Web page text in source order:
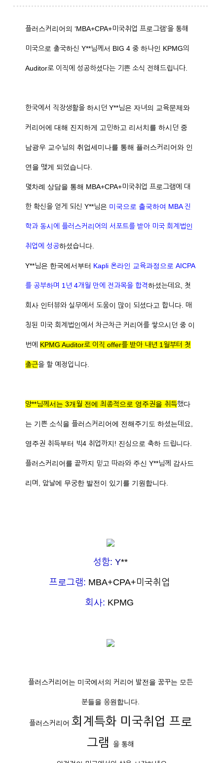
플러스커리어의 ‘MBA+CPA+미국취업 프로그램’을 통해
미국으로 출국하신 Y**님께서 BIG 4 중 하나인 KPMG의
Auditor로 이직에 성공하셨다는 기쁜 소식 전해드립니다.
한국에서 직장생활을 하시던 Y**님은 자녀의 교육문제와
커리어에 대해 진지하게 고민하고 리서치를 하시던 중
남광우 교수님의 취업세미나를 통해 플러스커리어와 인
연을 맺게 되었습니다.
몇차례 상담을 통해 MBA+CPA+미국취업 프로그램에 대
한 확신을 얻게 되신 Y**님은 미국으로 출국하여 MBA 진
학과 동시에 플러스커리어의 서포트를 받아 미국 회계법인
취업에 성공하셨습니다.
Y**님은 한국에서부터 Kapli 온라인 교육과정으로 AICPA
를 공부하며 1년 4개월 만에 전과목을 합격하셨는데요, 첫
회사 인터뷰와 실무에서 도움이 많이 되셨다고 합니다. 매
칭된 미국 회계법인에서 차근차근 커리어를 쌓으시던 중 이
번에 KPMG Auditor로 이직 offer를 받아 내년 1월부터 첫
출근을 할 예정입니다.
양**님께서는 3개월 전에 최종적으로 영주권을 취득했다
는 기쁜 소식을 플러스커리어에 전해주기도 하셨는데요,
영주권 취득부터 빅4 취업까지! 진심으로 축하 드립니다.
플러스커리어를 끝까지 믿고 따라와 주신 Y**님께 감사드
리며, 앞날에 무궁한 발전이 있기를 기원합니다.
성함: Y**
프로그램: MBA+CPA+미국취업
회사: KPMG
플러스커리어는 미국에서의 커리어 발전을 꿈꾸는 모든
분들을 응원합니다.
플러스커리어 회계특화 미국취업 프로
그램
을 통해